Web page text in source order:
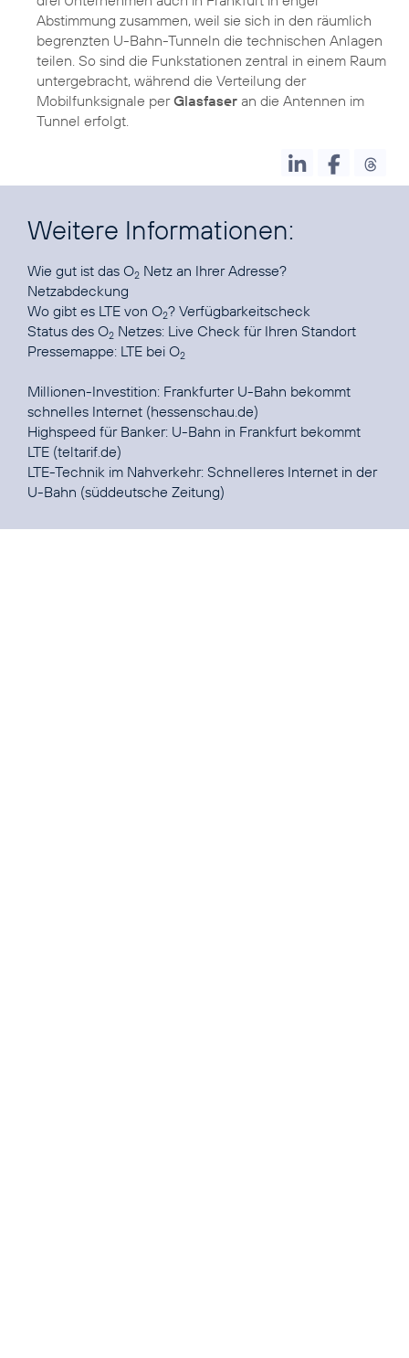
Abstimmung zusammen, weil sie sich in den räumlich
begrenzten U-Bahn-Tunneln die technischen Anlagen
teilen. So sind die Funkstationen zentral in einem Raum
untergebracht, während die Verteilung der
Mobilfunksignale perGlasfaser an die Antennen im
Tunnel erfolgt.
Weitere Informationen:
Wie gut ist das O2 Netz an Ihrer Adresse?
Netzabdeckung
Wo gibt es LTE von O2? Verfügbarkeitscheck
Status des O2 Netzes: Live Check für Ihren Standort
Pressemappe: LTE bei O2
Millionen-Investition: Frankfurter U-Bahn bekommt
schnelles Internet (hessenschau.de)
Highspeed für Banker: U-Bahn in Frankfurt bekommt
LTE (teltarif.de)
LTE-Technik im Nahverkehr: Schnelleres Internet in der
U-Bahn (süddeutsche Zeitung)